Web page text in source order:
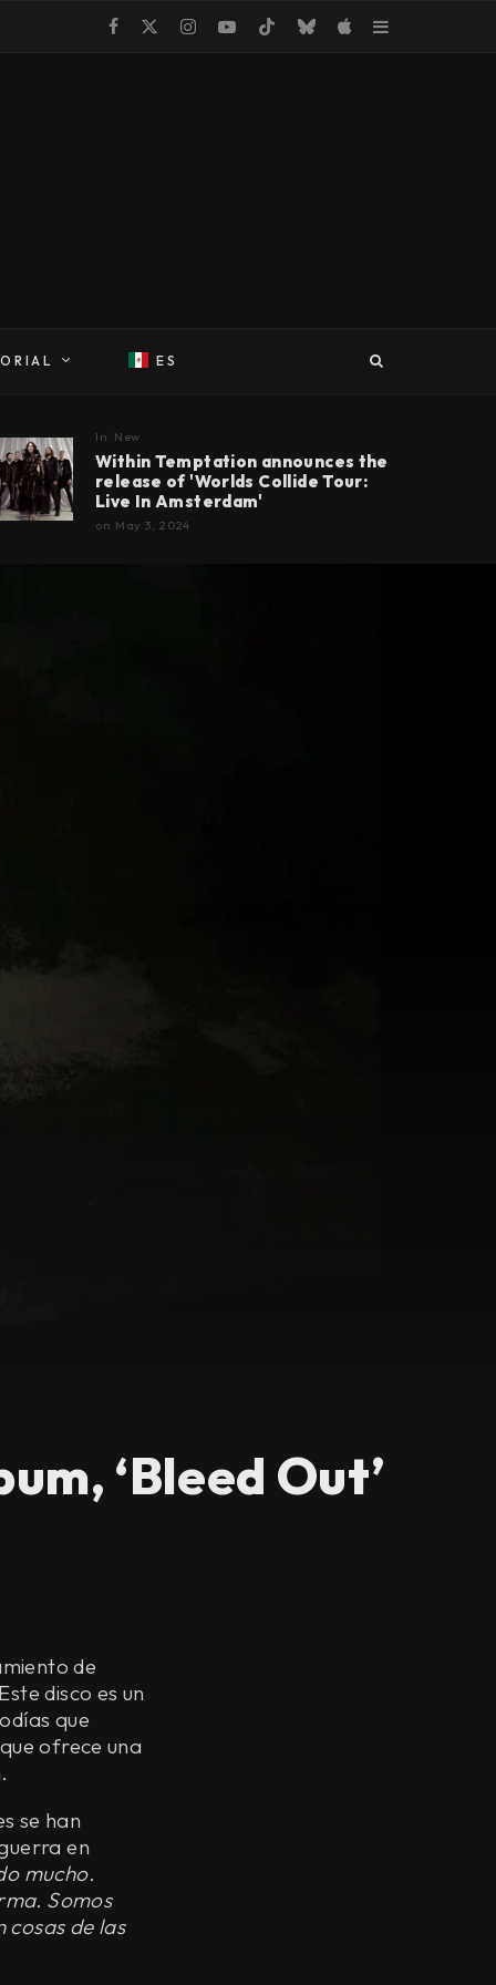
ES
In New
Within Temptation announces the
release of 'Worlds Collide Tour:
Live In Amsterdam'
on May 3, 2024
‘Bleed Out’
de
disco es un
que
ofrece una
se han
en
mucho.
Somos
cosas de las